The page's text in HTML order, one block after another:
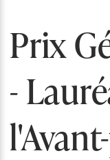
Prix
-